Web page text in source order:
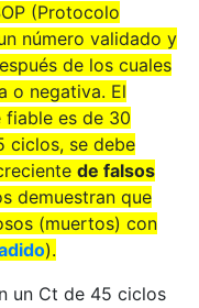
(Protocolo
número validado y
de los cuales
o negativa. El
fiable es de 30
ciclos, se debe
de falsos
demuestran que
(muertos) con
).
un Ct de 45 ciclos